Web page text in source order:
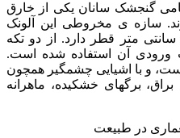
گنجشک سانان یکی از خارق
سازه ی مخروطی این آلونک
حدود صد سانتیمتر ارتفاع و ۱۶۰ سانتی متر قطر دارد. از دو تکه
آن استفاده شده است.
و با اشیایی چشمگیر همچون
برگهای خشکیده، ماهرانه